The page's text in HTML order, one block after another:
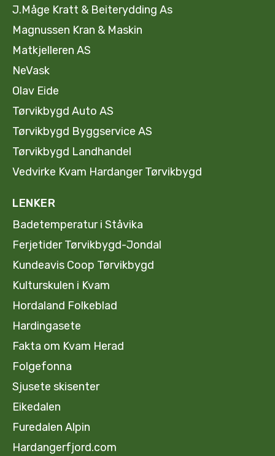
J.Måge Kratt & Beiterydding As
Magnussen Kran & Maskin
Matkjelleren AS
NeVask
Olav Eide
Tørvikbygd Auto AS
Tørvikbygd Byggservice AS
Tørvikbygd Landhandel
Vedvirke Kvam Hardanger Tørvikbygd
LENKER
Badetemperatur i Ståvika
Ferjetider Tørvikbygd-Jondal
Kundeavis Coop Tørvikbygd
Kulturskulen i Kvam
Hordaland Folkeblad
Hardingasete
Fakta om Kvam Herad
Folgefonna
Sjusete skisenter
Eikedalen
Furedalen Alpin
Hardangerfjord.com